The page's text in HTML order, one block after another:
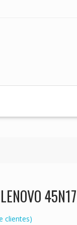
clientes)